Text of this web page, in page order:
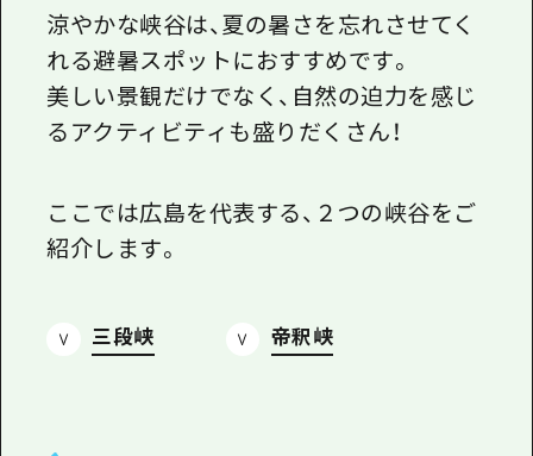
ユニバーサルツーリズム
ガイドブック
広島県の魅力を動画でご紹介！
よくあるご質問
メディア掲載情報
関連リンク
涼やかな峡谷は、夏の暑さを忘れさせてく
れる避暑スポットにおすすめです。
美しい景観だけでなく、自然の迫力を感じ
るアクティビティも盛りだくさん！
ここでは広島を代表する、２つの峡谷をご
紹介します。
三段峡 帝釈峡